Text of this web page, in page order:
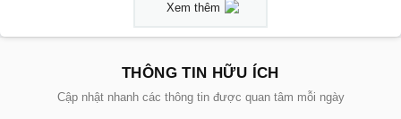
Xem thêm
THÔNG TIN HỮU ÍCH
Cập nhật nhanh các thông tin được quan tâm mỗi ngày